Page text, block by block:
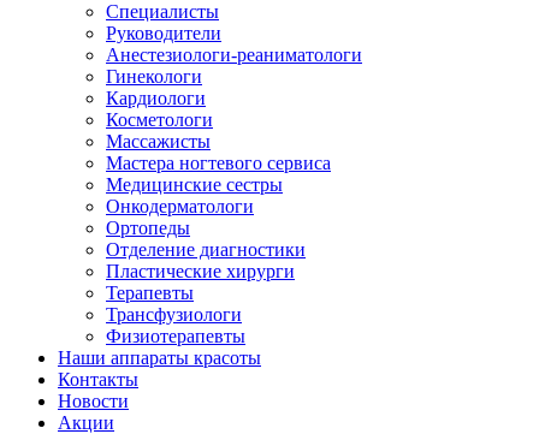
Специалисты
Руководители
Анестезиологи-реаниматологи
Гинекологи
Кардиологи
Косметологи
Массажисты
Мастера ногтевого сервиса
Медицинские сестры
Онкодерматологи
Ортопеды
Отделение диагностики
Пластические хирурги
Терапевты
Трансфузиологи
Физиотерапевты
Наши аппараты красоты
Контакты
Новости
Акции